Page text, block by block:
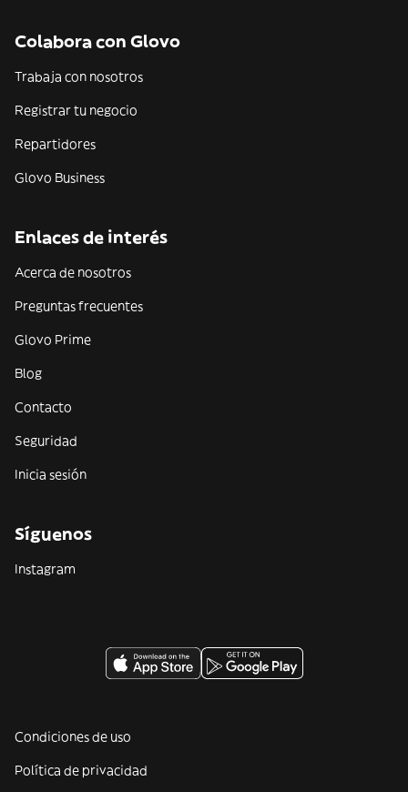
Colabora con Glovo
Trabaja con nosotros
Registrar tu negocio
Repartidores
Glovo Business
Enlaces de interés
Acerca de nosotros
Preguntas frecuentes
Glovo Prime
Blog
Contacto
Seguridad
Inicia sesión
Síguenos
Instagram
Condiciones de uso
Política de privacidad